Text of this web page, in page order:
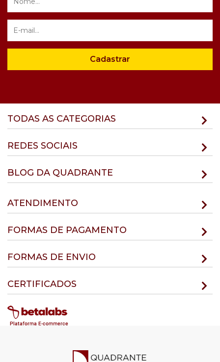
Cadastrar
TODAS AS CATEGORIAS
REDES SOCIAIS
BLOG DA QUADRANTE
ATENDIMENTO
FORMAS DE PAGAMENTO
FORMAS DE ENVIO
CERTIFICADOS